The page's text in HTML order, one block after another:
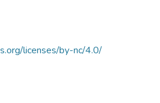
licenses/by-nc/4.0/